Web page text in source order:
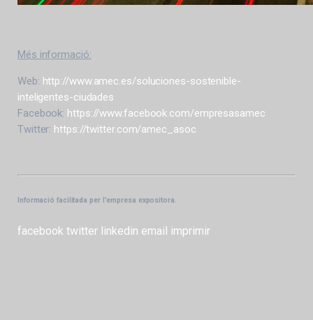
Més informació:
Web: http://www.amec.es/soluciones-sostenible-
inteligentes-ciudades
Facebook: https://www.facebook.com/empresasamec
Twitter: https://twitter.com/amec_asoc
Informació facilitada per l’empresa expositora.
facebook twitter linkedin email imprimir